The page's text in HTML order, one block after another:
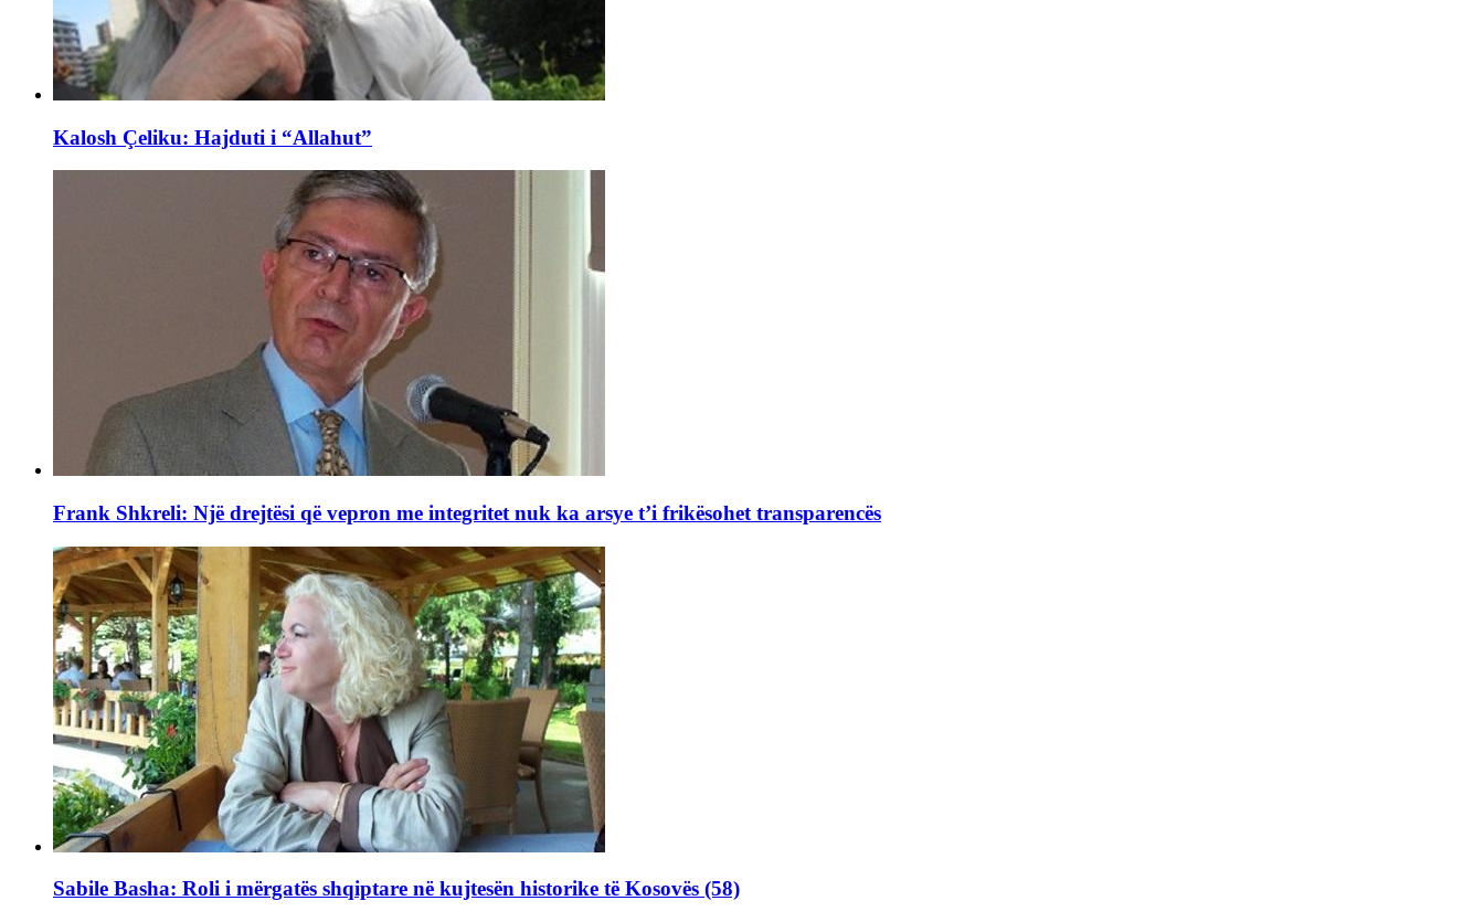
Kalosh Çeliku: Hajduti i “Allahut”
Frank Shkreli: Një drejtësi që vepron me integritet nuk ka arsye t’i frikësohet transparencës
Sabile Basha: Roli i mërgatës shqiptare në kujtesën historike të Kosovës (58)